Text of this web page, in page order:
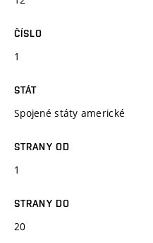
ČÍSLO
1
STÁT
Spojené státy americké
STRANY OD
1
STRANY DO
20